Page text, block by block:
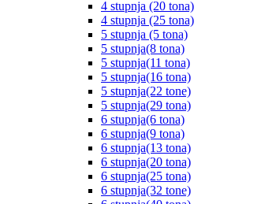
4 stupnja (20 tona)
4 stupnja (25 tona)
5 stupnja (5 tona)
5 stupnja(8 tona)
5 stupnja(11 tona)
5 stupnja(16 tona)
5 stupnja(22 tone)
5 stupnja(29 tona)
6 stupnja(6 tona)
6 stupnja(9 tona)
6 stupnja(13 tona)
6 stupnja(20 tona)
6 stupnja(25 tona)
6 stupnja(32 tone)